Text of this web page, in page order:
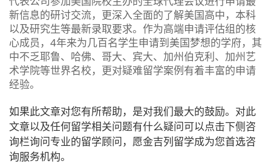
新信息的研讨交流，更深入全面的了解美国高中，本科
以及研究生等最新录取要求。作为高端申请评估组的核
心成员，4年来为几百名学生申请到美国梦想的学府，其
中不乏耶鲁、哈佛、哥大、宾大、加州伯克利、加州艺
术学院等世界名校，更对疑难留学案例有着丰富的申请
经验。
如果此文章对您有所帮助，是对我们最大的鼓励。对此
文章以及任何留学相关问题有什么疑问可以点击下侧咨
询栏询问专业的留学顾问，愿金吉列留学成为您首选咨
询服务机构。